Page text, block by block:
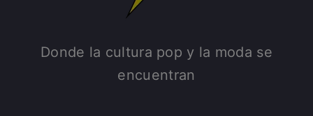
Donde la cultura pop y la moda se
encuentran